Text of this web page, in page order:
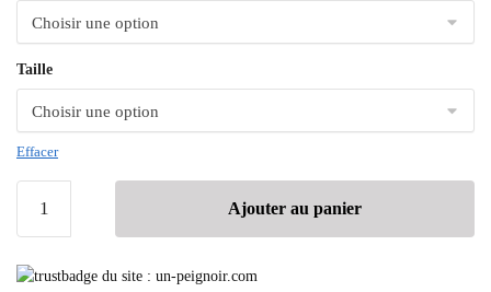
Taille
Effacer
Ajouter au panier